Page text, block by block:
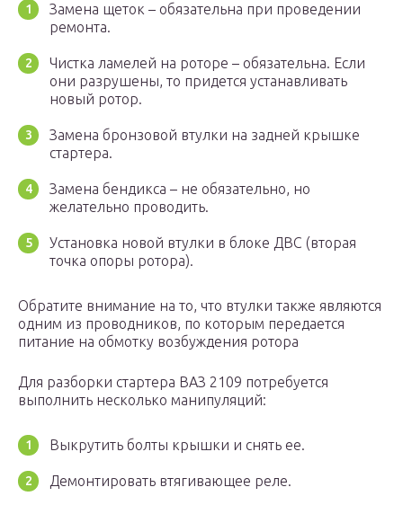
Замена щеток – обязательна при проведении
ремонта.
Чистка ламелей на роторе – обязательна. Если
они разрушены, то придется устанавливать
новый ротор.
Замена бронзовой втулки на задней крышке
стартера.
Замена бендикса – не обязательно, но
желательно проводить.
Установка новой втулки в блоке ДВС (вторая
точка опоры ротора).
Обратите внимание на то, что втулки также являются
одним из проводников, по которым передается
питание на обмотку возбуждения ротора
Для разборки стартера ВАЗ 2109 потребуется
выполнить несколько манипуляций:
Выкрутить болты крышки и снять ее.
Демонтировать втягивающее реле.